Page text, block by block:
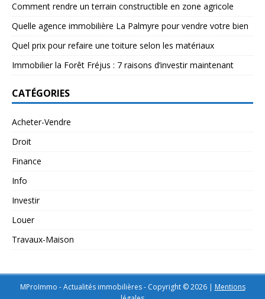
Comment rendre un terrain constructible en zone agricole
Quelle agence immobilière La Palmyre pour vendre votre bien
Quel prix pour refaire une toiture selon les matériaux
Immobilier la Forêt Fréjus : 7 raisons d’investir maintenant
CATÉGORIES
Acheter-Vendre
Droit
Finance
Info
Investir
Louer
Travaux-Maison
MProImmo - Actualités immobilières - Copyright © 2026 | Mentions